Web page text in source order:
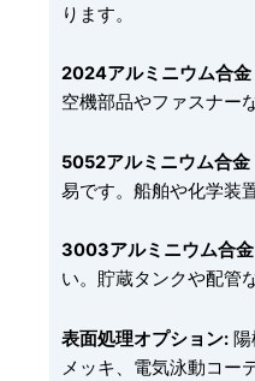
ります。
2024アルミニウム合金
空機部品やファスナー
5052アルミニウム合金
易です。船舶や化学装
3003アルミニウム合金
い。貯蔵タンクや配管
表面処理オプション:
メッキ、電気泳動コー